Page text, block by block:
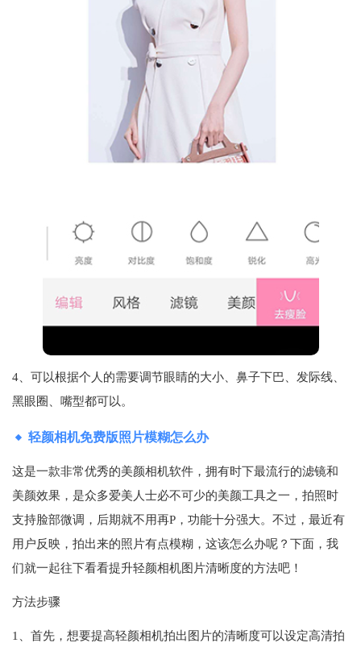
4、可以根据个人的需要调节眼睛的大小、鼻子下巴、发际线、
黑眼圈、嘴型都可以。
轻颜相机免费版照片模糊怎么办
这是一款非常优秀的美颜相机软件，拥有时下最流行的滤镜和
美颜效果，是众多爱美人士必不可少的美颜工具之一，拍照时
支持脸部微调，后期就不用再P，功能十分强大。不过，最近有
用户反映，拍出来的照片有点模糊，这该怎么办呢？下面，我
们就一起往下看看提升轻颜相机图片清晰度的方法吧！
方法步骤
1、首先，想要提高轻颜相机拍出图片的清晰度可以设定高清拍